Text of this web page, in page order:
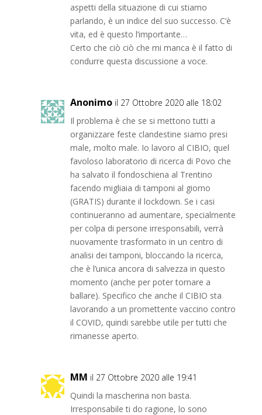
aspetti della situazione di cui stiamo
parlando, è un indice del suo successo. C’è
vita, ed è questo l’importante…
Certo che ciò ciò che mi manca è il fatto di
condurre questa discussione a voce.
Anonimo il 27 Ottobre 2020 alle 18:02
Il problema è che se si mettono tutti a
organizzare feste clandestine siamo presi
male, molto male. Io lavoro al CIBIO, quel
favoloso laboratorio di ricerca di Povo che
ha salvato il fondoschiena al Trentino
facendo migliaia di tamponi al giorno
(GRATIS) durante il lockdown. Se i casi
continueranno ad aumentare, specialmente
per colpa di persone irresponsabili, verrà
nuovamente trasformato in un centro di
analisi dei tamponi, bloccando la ricerca,
che è l’unica ancora di salvezza in questo
momento (anche per poter tornare a
ballare). Specifico che anche il CIBIO sta
lavorando a un promettente vaccino contro
il COVID, quindi sarebbe utile per tutti che
rimanesse aperto.
MM il 27 Ottobre 2020 alle 19:41
Quindi la mascherina non basta.
Irresponsabile ti do ragione, lo sono